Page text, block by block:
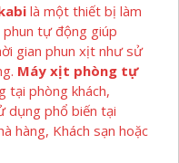
là một thiết bị làm
tự động giúp
gian phun xịt như sử
Máy xịt phòng tự
tại phòng khách,
phổ biến tại
hàng, Khách sạn hoặc